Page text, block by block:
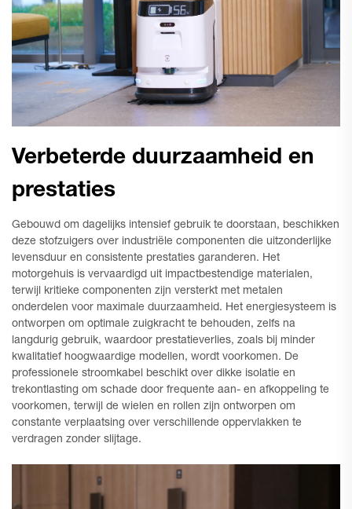
Verbeterde duurzaamheid en
prestaties
Gebouwd om dagelijks intensief gebruik te doorstaan, beschikken
deze stofzuigers over industriële componenten die uitzonderlijke
levensduur en consistente prestaties garanderen. Het
motorgehuis is vervaardigd uit impactbestendige materialen,
terwijl kritieke componenten zijn versterkt met metalen
onderdelen voor maximale duurzaamheid. Het energiesysteem is
ontworpen om optimale zuigkracht te behouden, zelfs na
langdurig gebruik, waardoor prestatieverlies, zoals bij minder
kwalitatief hoogwaardige modellen, wordt voorkomen. De
professionele stroomkabel beschikt over dikke isolatie en
trekontlasting om schade door frequente aan- en afkoppeling te
voorkomen, terwijl de wielen en rollen zijn ontworpen om
constante verplaatsing over verschillende oppervlakken te
verdragen zonder slijtage.